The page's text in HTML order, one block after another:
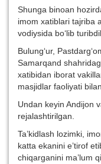
Shunga binoan
imom xatiblari tajriba
vodiysida bo‘lib
Bulung‘ur,
Samarqand
xatibidan iborat
masjidlar faoliyati
Undan keyin Andijon
rejalashtirilgan.
Ta’kidlash lozimki,
katta ekanini e’tirof
chiqarganini ma’lum